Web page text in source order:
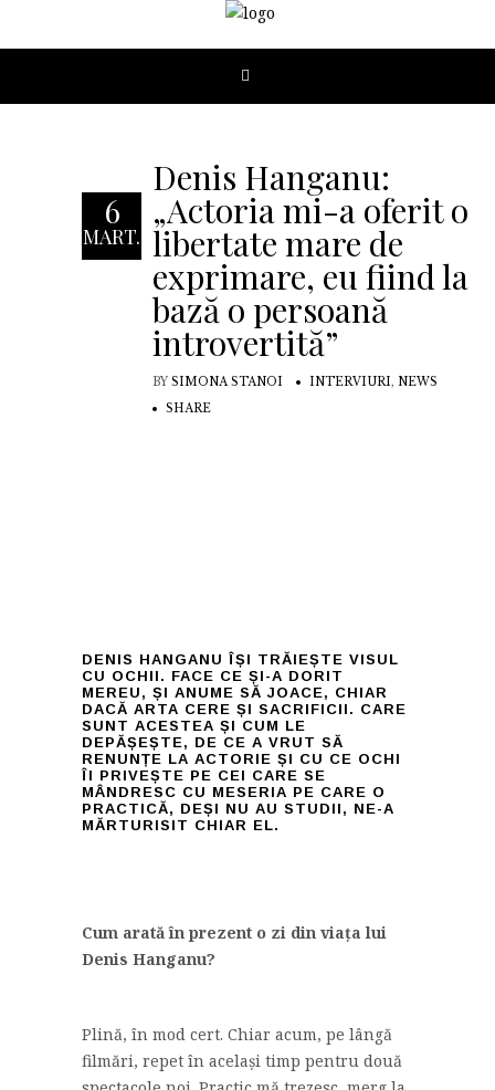
6
MART.
Denis Hanganu:
„Actoria mi-a oferit o
libertate mare de
exprimare, eu fiind la
bază o persoană
introvertită”
BY SIMONA STANOI INTERVIURI, NEWS
SHARE
DENIS HANGANU ÎȘI TRĂIEȘTE VISUL
CU OCHII. FACE CE ȘI-A DORIT
MEREU, ȘI ANUME SĂ JOACE, CHIAR
DACĂ ARTA CERE ȘI SACRIFICII. CARE
SUNT ACESTEA ȘI CUM LE
DEPĂȘEȘTE, DE CE A VRUT SĂ
RENUNȚE LA ACTORIE ȘI CU CE OCHI
ÎI PRIVEȘTE PE CEI CARE SE
MÂNDRESC CU MESERIA PE CARE O
PRACTICĂ, DEȘI NU AU STUDII, NE-A
MĂRTURISIT CHIAR EL.
Cum arată în prezent o zi din viața lui
Denis Hanganu?
Plină, în mod cert. Chiar acum, pe lângă
filmări, repet în același timp pentru două